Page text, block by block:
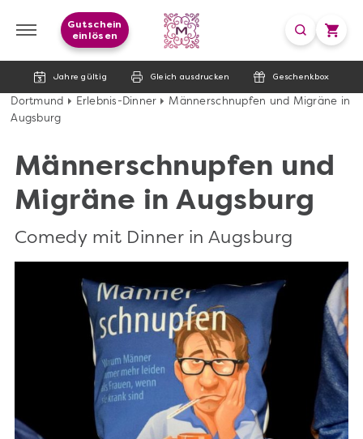
Jahre gültig Gleich ausdrucken Geschenkbox
Gutschein
einlösen
Dortmund Erlebnis-Dinner
Männerschnupfen und Migräne in
Augsburg
Männerschnupfen und
Migräne in Augsburg
Comedy mit Dinner in Augsburg